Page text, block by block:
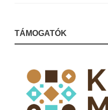
TÁMOGATÓK